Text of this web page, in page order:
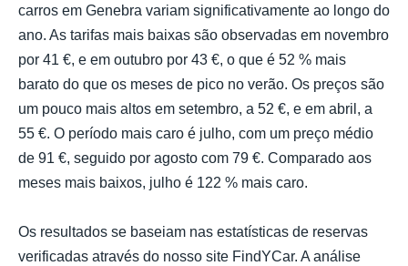
carros em Genebra variam significativamente ao longo do
ano. As tarifas mais baixas são observadas em novembro
por 41 €, e em outubro por 43 €, o que é 52 % mais
barato do que os meses de pico no verão. Os preços são
um pouco mais altos em setembro, a 52 €, e em abril, a
55 €. O período mais caro é julho, com um preço médio
de 91 €, seguido por agosto com 79 €. Comparado aos
meses mais baixos, julho é 122 % mais caro.
Os resultados se baseiam nas estatísticas de reservas
verificadas através do nosso site FindYCar. A análise